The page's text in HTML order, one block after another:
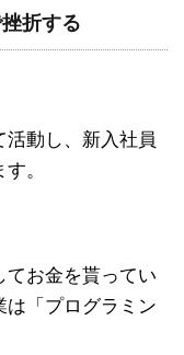
折する
動し、新入社員
。
てお金を貰ってい
は「プログラミン